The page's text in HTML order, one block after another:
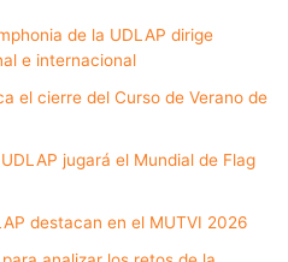
de la UDLAP dirige
e internacional
el cierre del Curso de Verano de
jugará el Mundial de Flag
destacan en el MUTVI 2026